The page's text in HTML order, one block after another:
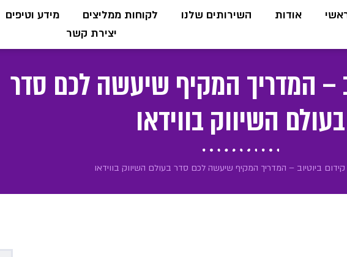
אודות השירותים שלנו לקוחות ממליצים מידע וטיפים
יצירת קשר
– המדריך המקיף שיעשה לכם סדר
בעולם השיווק בווידאו
קידום ביוטיוב – המדריך המקיף שיעשה לכם סדר בעולם השיווק בווידאו